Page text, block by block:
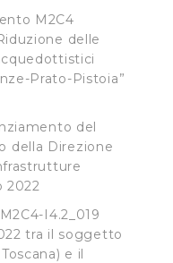
in alto a
tutti i cookie con
La chiusura del
delle
o altri sistemi di
tecnici
della
M2C4
delle
Prato-Pistoia”
del
della Direzione
2022
I4.2_019
tra il soggetto
e il